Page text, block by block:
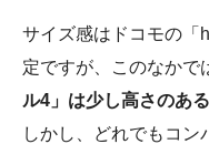
サイズ感はドコモの
定ですが、このなかで
ル4」は少し高さのあ
しかし、どれでもコン